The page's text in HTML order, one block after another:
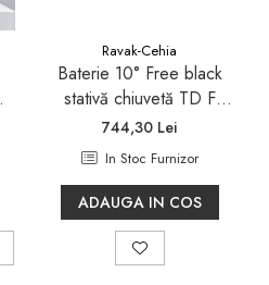
Ravak-Cehia
Baterie 10° Free black
stativă chiuvetă TD F
012.20
744,30 Lei
In Stoc Furnizor
ADAUGA IN COS